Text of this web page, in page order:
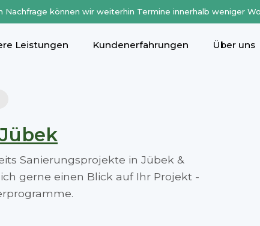
Nachfrage können wir weiterhin Termine innerhalb weniger
Leistungen Kundenerfahrungen Über uns
Jübek
Sanierungsprojekte in Jübek &
gerne einen Blick auf Ihr Projekt -